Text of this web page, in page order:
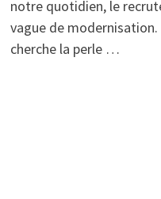
notre quotidien, le
vague de
cherche la perle …